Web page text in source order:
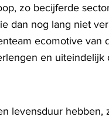
zo becijferde
dan nog lang niet
ecomotive van
en uiteindelijk
levensduur hebben,